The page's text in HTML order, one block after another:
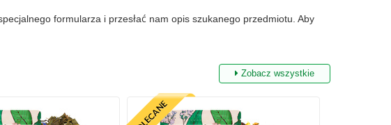
formularza i przesłać nam opis szukanego przedmiotu. Aby
Zobacz wszystkie